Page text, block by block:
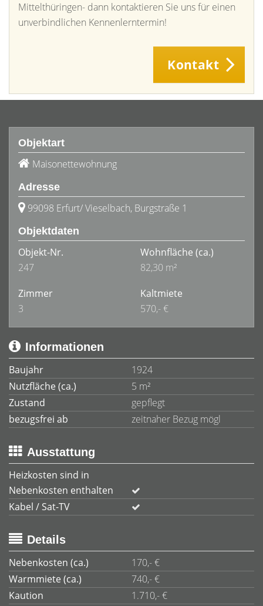
Mittelthüringen- dann kontaktieren Sie uns für einen
unverbindlichen Kennenlerntermin!
Kontakt
Objektart
Maisonettewohnung
Adresse
99098 Erfurt/ Vieselbach, Burgstraße 1
Objektdaten
Objekt-Nr.
247
Wohnfläche (ca.)
82,30 m²
Zimmer
3
Kaltmiete
570,- €
Informationen
Baujahr
1924
Nutzfläche (ca.)
5 m²
Zustand
gepflegt
bezugsfrei ab
zeitnaher Bezug mögl
Ausstattung
Heizkosten sind in
Nebenkosten enthalten
Kabel / Sat-TV
Details
Nebenkosten (ca.)
170,- €
Warmmiete (ca.)
740,- €
Kaution
1.710,- €